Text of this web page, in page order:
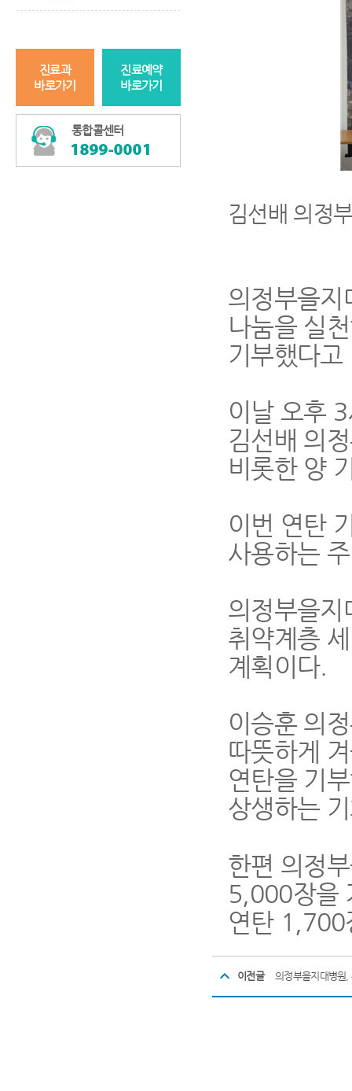
진료과
바로가기
진료예약
바로가기
통합콜센터
김선배 의정
의정부을지
나눔을 실
기부했다고
이날 오후 3
김선배 의
비롯한 양
이번 연탄
사용하는
의정부을
취약계층
계획이다.
이승훈 의
따뜻하게
연탄을 기
상생하는
한편 의정
5,000장을
연탄 1,700
이전글 의정부을지대병원